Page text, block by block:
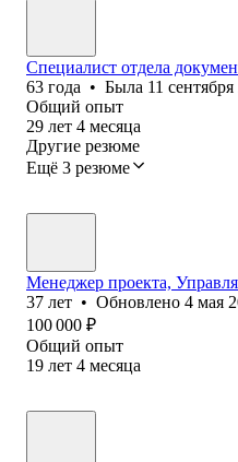
Специалист отдела
63 года • Была 11
Общий опыт
29 лет 4 месяца
Другие резюме
Ещё 3 резюме
Менеджер проекта,
37 лет • Обновлено 4 мая
100 000 ₽
Общий опыт
19 лет 4 месяца